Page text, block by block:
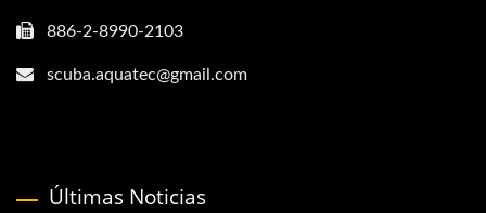
886-2-8990-2103
scuba.aquatec@gmail.com
Últimas Noticias